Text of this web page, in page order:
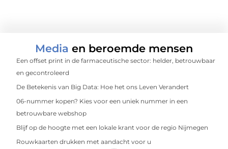
Media en beroemde mensen
Een offset print in de farmaceutische sector: helder, betrouwbaar
en gecontroleerd
De Betekenis van Big Data: Hoe het ons Leven Verandert
06-nummer kopen? Kies voor een uniek nummer in een
betrouwbare webshop
Blijf op de hoogte met een lokale krant voor de regio Nijmegen
Rouwkaarten drukken met aandacht voor u